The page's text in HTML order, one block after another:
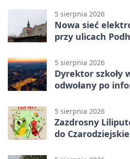
5 sierpnia 2026
Nowa sieć
przy ulicach
5 sierpnia 2026
Dyrektor szkoły
odwołany po
5 sierpnia 2026
Zazdrosny
do